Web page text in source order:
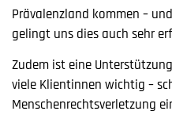
Prävalenzland kommen –
gelingt uns dies auch sehr
Zudem ist eine
viele Klientinnen wichtig –
Menschenrechtsverletzung